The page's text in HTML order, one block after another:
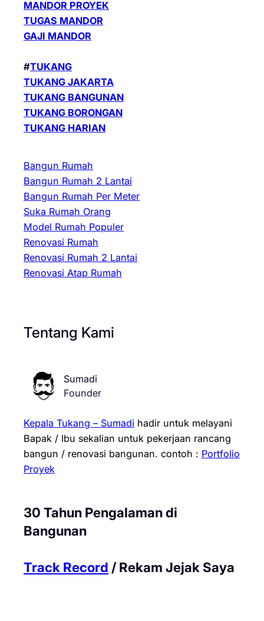
MANDOR PROYEK
TUGAS MANDOR
GAJI MANDOR
#TUKANG
TUKANG JAKARTA
TUKANG BANGUNAN
TUKANG BORONGAN
TUKANG HARIAN
Bangun Rumah
Bangun Rumah 2 Lantai
Bangun Rumah Per Meter
Suka Rumah Orang
Model Rumah Populer
Renovasi Rumah
Renovasi Rumah 2 Lantai
Renovasi Atap Rumah
Tentang Kami
Sumadi
Founder
Kepala Tukang – Sumadi hadir untuk melayani
Bapak / Ibu sekalian untuk pekerjaan rancang
bangun / renovasi bangunan. contoh : Portfolio
Proyek
30 Tahun Pengalaman di
Bangunan
Track Record / Rekam Jejak Saya